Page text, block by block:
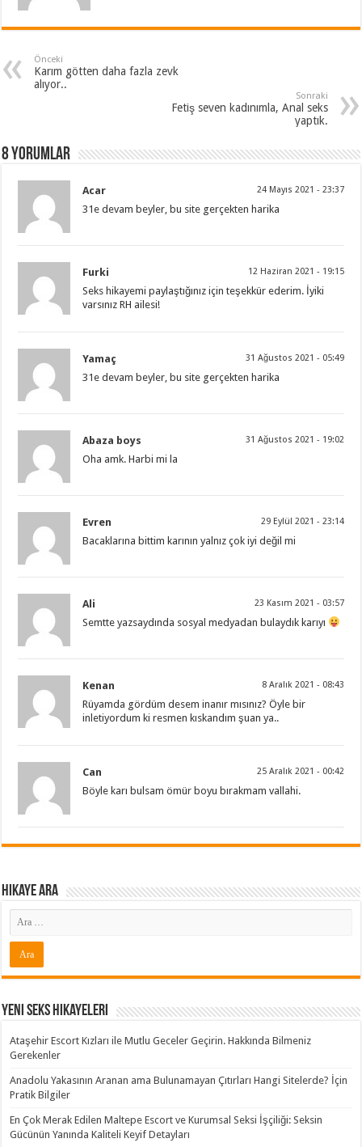
Önceki
Karım götten daha fazla zevk
alıyor..
Sonraki
Fetiş seven kadınımla, Anal seks
yaptık.
8 Yorumlar
Acar 24 Mayıs 2021 - 23:37
31e devam beyler, bu site gerçekten harika
Furki 12 Haziran 2021 - 19:15
Seks hikayemi paylaştığınız için teşekkür ederim. İyiki
varsınız RH ailesi!
Yamaç 31 Ağustos 2021 - 05:49
31e devam beyler, bu site gerçekten harika
Abaza boys 31 Ağustos 2021 - 19:02
Oha amk. Harbi mi la
Evren 29 Eylül 2021 - 23:14
Bacaklarına bittim karının yalnız çok iyi değil mi
Ali 23 Kasım 2021 - 03:57
Semtte yazsaydında sosyal medyadan bulaydık karıyı
Kenan 8 Aralık 2021 - 08:43
Rüyamda gördüm desem inanır mısınız? Öyle bir
inletiyordum ki resmen kıskandım şuan ya..
Can 25 Aralık 2021 - 00:42
Böyle karı bulsam ömür boyu bırakmam vallahi.
Hikaye ARA
Yeni Seks Hikayeleri
Ataşehir Escort Kızları ile Mutlu Geceler Geçirin. Hakkında Bilmeniz
Gerekenler
Anadolu Yakasının Aranan ama Bulunamayan Çıtırları Hangi Sitelerde? İçin
Pratik Bilgiler
En Çok Merak Edilen Maltepe Escort ve Kurumsal Seksi İşçiliği: Seksin
Gücünün Yanında Kaliteli Keyif Detayları